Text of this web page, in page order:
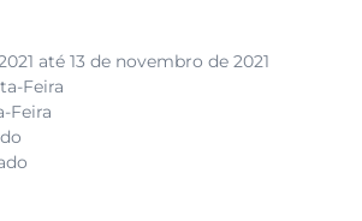
até 13 de novembro de 2021
Feira
Feira